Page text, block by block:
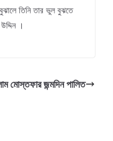
তিনি তার ভুল বুঝতে
।
মোস্তফার জন্মদিন পালিত